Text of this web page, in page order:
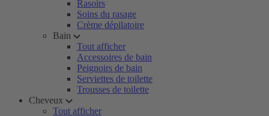
Rasoirs
Soins du rasage
Crème dépilatoire
Bain
Tout afficher
Accessoires de bain
Peignoirs de bain
Serviettes de toilette
Trousses de toilette
Cheveux
Tout afficher